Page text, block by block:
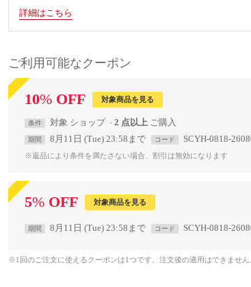
詳細はこちら
ご利用可能なクーポン
10% OFF 対象商品を見る
条件 対象 ショップ 2 点以上
期間 8月11日 (Tue) 23:58まで コード SCYH-0818-
※返品により条件を満たさない場合、割引は無効になります
5% OFF 対象商品を見る
期間 8月11日 (Tue) 23:58まで コード SCYH-0818-
※1回のご注文に使えるクーポンは1つです。注文後の適用はできません